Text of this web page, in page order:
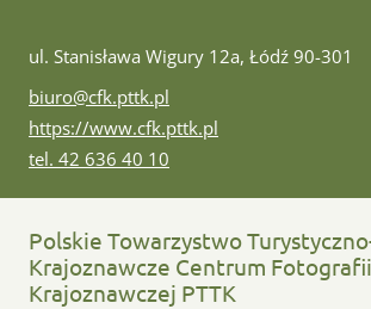
ul. Stanisława Wigury 12a, Łódź 90-301
e-mail:
biuro@cfk.pttk.pl
www:
https://www.cfk.pttk.pl
tel:
tel. 42 636 40 10
Polskie Towarzystwo
Krajoznawcze Centrum Fotografii
Krajoznawczej PTTK